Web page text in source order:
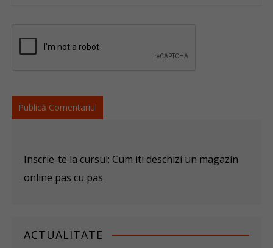
Inscrie-te la cursul: Cum iti deschizi un magazin
online pas cu pas
ACTUALITATE